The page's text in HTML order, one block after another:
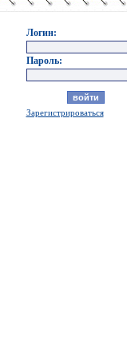
Логин:
Пароль:
Зарегистрироваться